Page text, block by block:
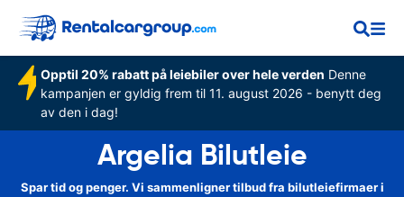
Opptil 20% rabatt på leiebiler over hele verden Denne
kampanjen er gyldig frem til 11. august 2026 - benytt deg
av den i dag!
Argelia Bilutleie
Spar tid og penger. Vi sammenligner tilbud fra bilutleiefirmaer i